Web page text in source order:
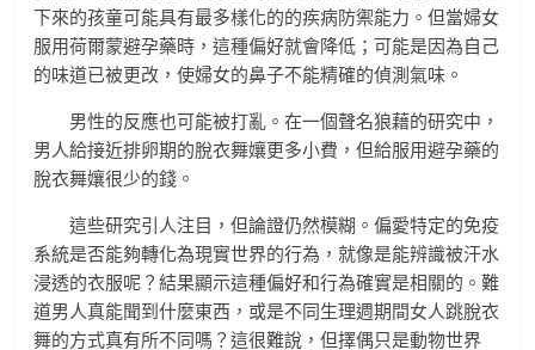
下來的孩童可能具有最多樣化的的疾病防禦能力。但當婦女
服用荷爾蒙避孕藥時，這種偏好就會降低；可能是因為自己
的味道已被更改，使婦女的鼻子不能精確的偵測氣味。
男性的反應也可能被打亂。在一個聲名狼藉的研究中，
男人給接近排卵期的脫衣舞孃更多小費，但給服用避孕藥的
脫衣舞孃很少的錢。
這些研究引人注目，但論證仍然模糊。偏愛特定的免疫
系統是否能夠轉化為現實世界的行為，就像是能辨識被汗水
浸透的衣服呢？結果顯示這種偏好和行為確實是相關的。難
道男人真能聞到什麼東西，或是不同生理週期間女人跳脫衣
舞的方式真有所不同嗎？這很難說，但擇偶只是動物世界